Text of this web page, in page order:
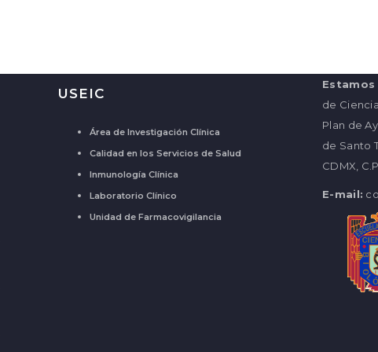
USEIC
Área de Investigación Clínica
Calidad en los Servicios de Salud
Inmunología Clínica
Laboratorio Clínico
Unidad de Farmacovigilancia
Estamos
de
Plan de
de Santo
CDMX,
E-mail: